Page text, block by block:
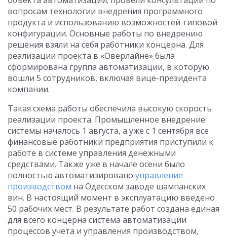
вопросам технологии внедрения программного
продукта и использованию возможностей типовой
конфигурации. Основные работы по внедрению
решения взяли на себя работники концерна. Для
реализации проекта в «Оверлайне» была
сформирована группа автоматизации, в которую
вошли 5 сотрудников, включая вице-президента
компании.
Такая схема работы обеспечила высокую скорость
реализации проекта. Промышленное внедрение
системы началось 1 августа, а уже с 1 сентября все
финансовые работники предприятия приступили к
работе в системе управления денежными
средствами. Также уже в начале осени было
полностью автоматизировано управление
производством на Одесском заводе шампанских
вин. В настоящий момент в эксплуатацию введено
50 рабочих мест. В результате работ создана единая
для всего концерна система автоматизации
процессов учета и управления производством,